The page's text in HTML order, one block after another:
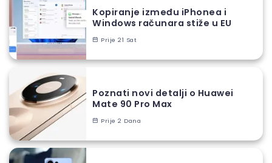
Kopiranje između iPhonea i
Windows računara stiže u EU
Prije 21 Sat
Poznati novi detalji o Huawei
Mate 90 Pro Max
Prije 2 Dana